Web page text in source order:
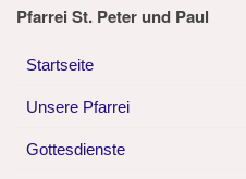
Pfarrei St. Peter und Paul
Startseite
Unsere Pfarrei
Gottesdienste